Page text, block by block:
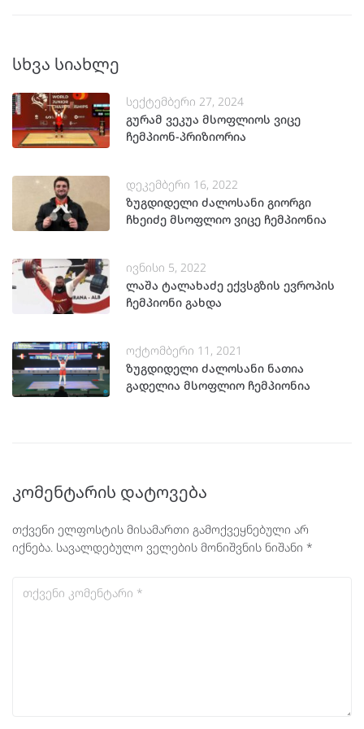
სხვა სიახლე
სექტემბერი 27, 2024
გურამ ვეკუა მსოფლიოს ვიცე
ჩემპიონ-პრიზიორია
დეკემბერი 16, 2022
ზუგდიდელი ძალოსანი გიორგი
ჩხეიძე მსოფლიო ვიცე ჩემპიონია
ივნისი 5, 2022
ლაშა ტალახაძე ექვსგზის ევროპის
ჩემპიონი გახდა
ოქტომბერი 11, 2021
ზუგდიდელი ძალოსანი ნათია
გადელია მსოფლიო ჩემპიონია
კომენტარის დატოვება
თქვენი ელფოსტის მისამართი გამოქვეყნებული არ
იქნება. სავალდებულო ველების მონიშვნის ნიშანი *